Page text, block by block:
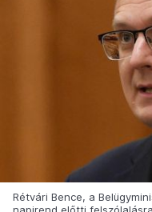
Rétvári Bence, a
napirend előtti